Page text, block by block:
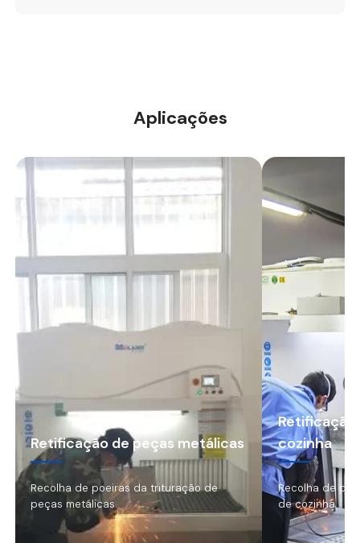
Aplicações
Retificação de peças metálicas
Recolha de poeiras da trituração de
peças metálicas
Retificação
cozinha
Recolha de
de cozinha